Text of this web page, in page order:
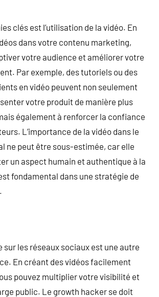
clés est l’utilisation de la vidéo. En
dans votre contenu marketing,
votre audience et améliorer votre
Par exemple, des tutoriels ou des
en vidéo peuvent non seulement
votre produit de manière plus
également à renforcer la confiance
L’importance de la vidéo dans le
ne peut être sous-estimée, car elle
un aspect humain et authentique à la
fondamental dans une stratégie de
sur les réseaux sociaux est une autre
En créant des vidéos facilement
pouvez multiplier votre visibilité et
public. Le growth hacker se doit